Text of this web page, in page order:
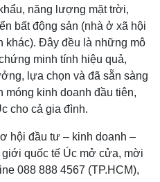
năng lượng mặt trời,
bất động sản (nhà ở xã hội
khác). Đây đều là những mô
minh tính hiệu quả,
lựa chọn và đã sẵn sàng
móng kinh doanh đầu tiên,
cho cả gia đình.
hội đầu tư – kinh doanh –
quốc tế Úc mở cửa, mời
088 888 4567 (TP.HCM),